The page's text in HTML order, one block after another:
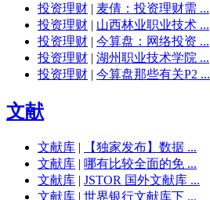
投资理财 | 麦倩：投资理财需 ...
投资理财 | 山西林业职业技术 ...
投资理财 | 今算盘：网络投资 ...
投资理财 | 湖州职业技术学院 ...
投资理财 | 今算盘那些有关P2 ...
文献
文献库 |
【独家发布】数据 ...
文献库 | 哪有比较全面的免 ...
文献库 | JSTOR 国外文献库 ...
文献库 | 世界银行文献库下 ...